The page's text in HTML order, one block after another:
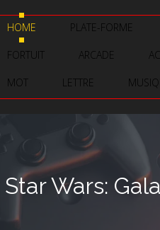
HOME PLATE-FORME
FORTUIT ARCADE
MOT LETTRE
Wars: